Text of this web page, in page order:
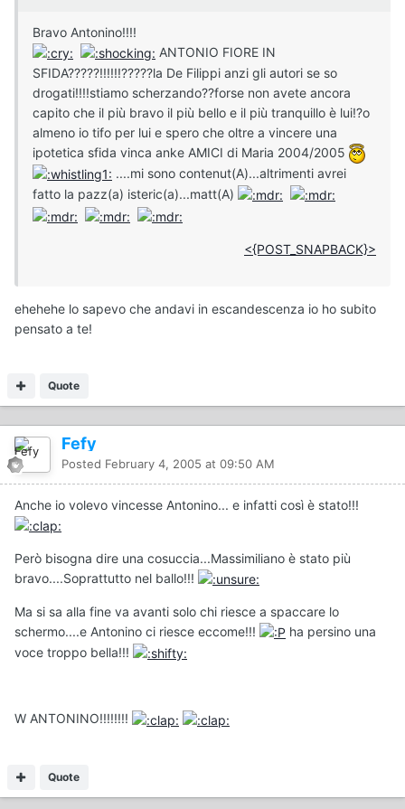
Bravo Antonino!!!!
ANTONIO FIORE IN
SFIDA?????!!!!!!?????la De Filippi anzi gli autori se so
drogati!!!!stiamo scherzando??forse non avete ancora
capito che il più bravo il più bello e il più tranquillo è lui!?o
almeno io tifo per lui e spero che oltre a vincere una
ipotetica sfida vinca anke AMICI di Maria 2004/2005
....mi sono contenut(A)...altrimenti avrei
fatto la pazz(a) isteric(a)...matt(A)
<{POST_SNAPBACK}>
ehehehe lo sapevo che andavi in escandescenza io ho subito
pensato a te!
Quote
Fefy
Posted February 4, 2005 at 09:50 AM
Anche io volevo vincesse Antonino... e infatti così è stato!!!
Però bisogna dire una cosuccia...Massimiliano è stato più
bravo....Soprattutto nel ballo!!!
Ma si sa alla fine va avanti solo chi riesce a spaccare lo
schermo....e Antonino ci riesce eccome!!!
ha persino una
voce troppo bella!!!
W ANTONINO!!!!!!!!
Quote